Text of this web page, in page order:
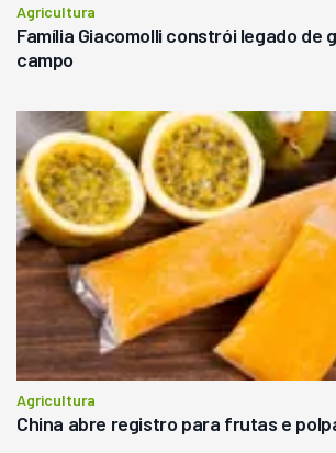
Agricultura
Família Giacomolli constrói legado de
campo
Agricultura
China abre registro para frutas e